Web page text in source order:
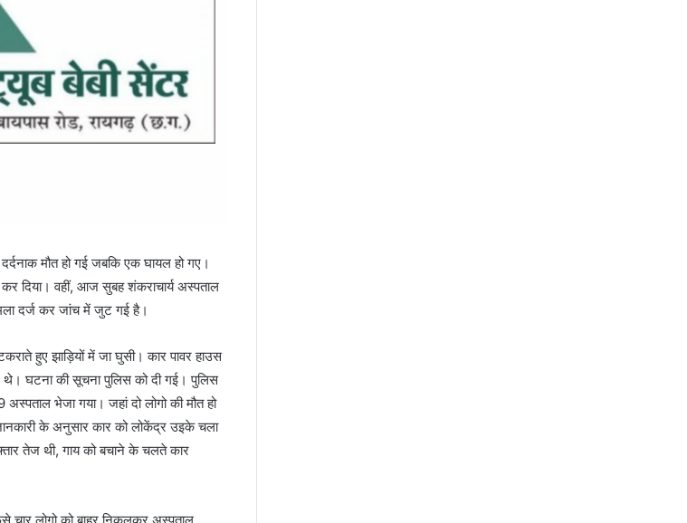
मौत हो गई जबकि एक घायल हो गए।
कर दिया। वहीं, आज सुबह शंकराचार्य अस्पताल
दर्ज कर जांच में जुट गई है।
हुए झाड़ियों में जा घुसी। कार पावर हाउस
थे। घटना की सूचना पुलिस को दी गई। पुलिस
भेजा गया। जहां दो लोगो की मौत हो
के अनुसार कार को लोकेंद्र उइके चला
तेज थी, गाय को बचाने के चलते कार